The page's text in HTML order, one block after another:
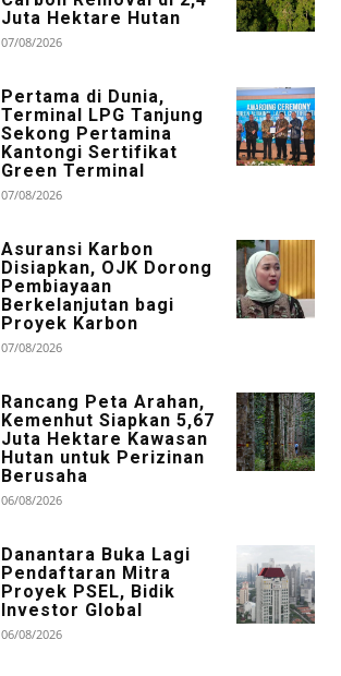
Juta Hektare Hutan
07/08/2026
Pertama di Dunia,
Terminal LPG Tanjung
Sekong Pertamina
Kantongi Sertifikat
Green Terminal
07/08/2026
Asuransi Karbon
Disiapkan, OJK Dorong
Pembiayaan
Berkelanjutan bagi
Proyek Karbon
07/08/2026
Rancang Peta Arahan,
Kemenhut Siapkan 5,67
Juta Hektare Kawasan
Hutan untuk Perizinan
Berusaha
06/08/2026
Danantara Buka Lagi
Pendaftaran Mitra
Proyek PSEL, Bidik
Investor Global
06/08/2026